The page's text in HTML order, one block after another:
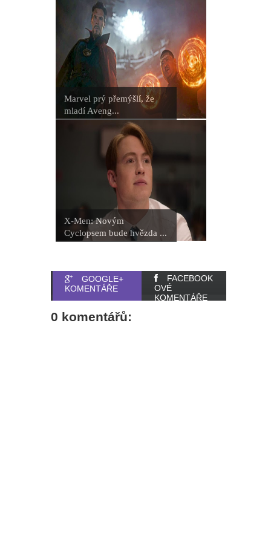
Holland dál hrát tuhle roli?
Spider-Man: Zbrusu nový den - Lidé
mohou na kina nadávat jak chtějí,
ale jen kina zvládnou jednu věc,
prohlásil šéf Sony v reakci na
úspěch filmu
Spider-Man: Zbrusu nový den - Jak
to vypadá s budoucností postavy,
kterou ztvárnila Sadie Sink?
mohl být Dave Bautista.
Přeobsazovat se ale bude i další
Marvel prý přemýšlí, že
mladí Aveng...
X-Men: Novým
Cyclopsem bude hvězda ...
GOOGLE+
KOMENTÁŘE
FACEBOOK
OVÉ
KOMENTÁŘE
0 komentářů: